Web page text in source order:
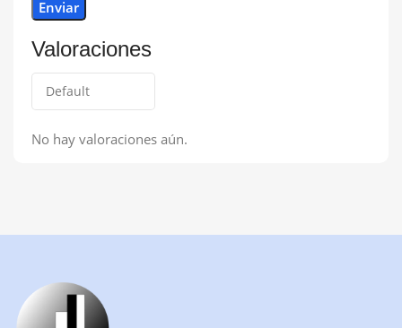
Valoraciones
No hay valoraciones aún.